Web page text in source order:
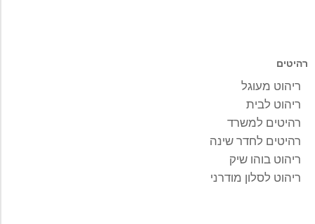
רהיטים
ריהוט מעוגל
ריהוט לבית
רהיטים למשרד
רהיטים לחדר שינה
ריהוט בוהו שיק
ריהוט לסלון מודרני